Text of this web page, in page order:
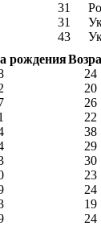
31
31
43
рождения
24
20
26
22
38
29
30
23
24
19
24